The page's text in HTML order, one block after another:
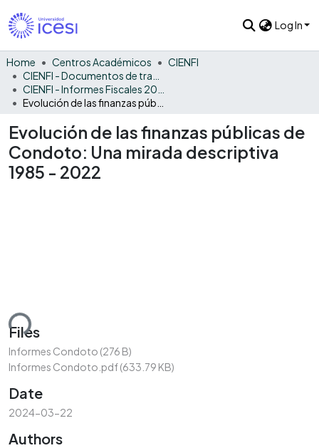
Log In
Home Centros Académicos
CIENFI
Evolución de las finanzas públicas de
Condoto: Una mirada descriptiva
1985 - 2022
Files
Informes Condoto (276 B)
Informes Condoto.pdf(633.79 KB)
Date
2024-03-22
Authors